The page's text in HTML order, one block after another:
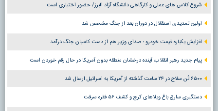
شروع کلاس های عملی و کارگاهی دانشگاه آزاد البرز/ حضور اختیاری است
اولین تمدیدی استقلال در دوران بعد از جنگ مشخص شد
افزایش یکباره قیمت خودرو ؛ صدای وزیر هم از دست کاسبان جنگ درآمد
پیام جدید رهبر انقلاب؛ آینده درخشان منطقه بدون آمریکا در حال رقم خوردن است
۶۵۰۰ تُن سلاح در ۲۴ ساعت گذشته از آمریکا به اسرائیل ارسال شد
دستگیری سارق باغ ویلاهای کرج و کشف ۵۶ فقره سرقت